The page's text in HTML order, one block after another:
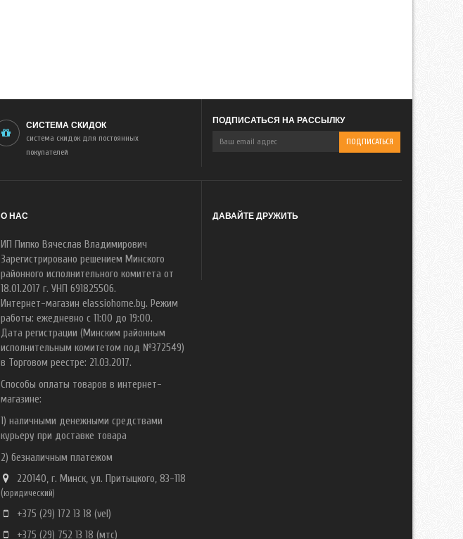
СИСТЕМА СКИДОК
система скидок для постоянных
покупателей
ПОДПИСАТЬСЯ НА РАССЫЛКУ
О НАС
ИП Пипко Вячеслав Владимирович
Зарегистрировано решением Минского
районного исполнительного комитета от
18.01.2017 г. УНП 691825506.
Интернет-магазин elassiohome.by. Режим
работы: ежедневно с 11:00 до 19:00.
Дата регистрации (Минским районным
исполнительным комитетом под №372549)
в Торговом реестре: 21.03.2017.
Способы оплаты товаров в интернет-
магазине:
1) наличными денежными средствами
курьеру при доставке товара
2) безналичным платежом
220140, г. Минск, ул. Притыцкого, 83-118
(юридический)
+375 (29) 172 13 18 (vel)
+375 (29) 752 13 18 (мтс)
ДАВАЙТЕ ДРУЖИТЬ